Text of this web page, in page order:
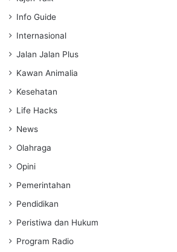
Info Guide
Internasional
Jalan Jalan Plus
Kawan Animalia
Kesehatan
Life Hacks
News
Olahraga
Opini
Pemerintahan
Pendidikan
Peristiwa dan Hukum
Program Radio